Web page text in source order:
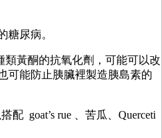
糖尿病。
類黃酮的抗氧化劑，可能可以改
可能防止胰臟裡製造胰島素的
配 goat’s rue 、苦瓜、Querceti